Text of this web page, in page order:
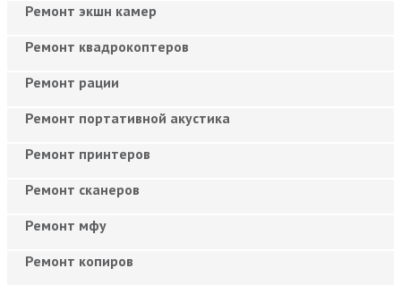
Ремонт экшн камер
Ремонт квадрокоптеров
Ремонт рации
Ремонт портативной акустика
Ремонт принтеров
Ремонт сканеров
Ремонт мфу
Ремонт копиров